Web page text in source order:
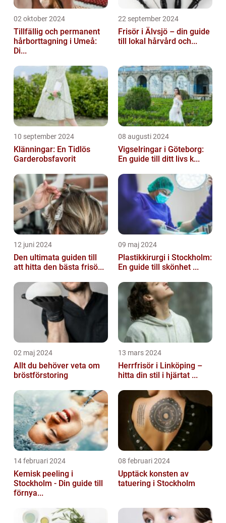
02 oktober 2024
Tillfällig och permanent
hårborttagning i Umeå:
Di...
22 september 2024
Frisör i Älvsjö – din guide
till lokal hårvård och...
10 september 2024
Klänningar: En Tidlös
Garderobsfavorit
08 augusti 2024
Vigselringar i Göteborg:
En guide till ditt livs k...
12 juni 2024
Den ultimata guiden till
att hitta den bästa frisö...
09 maj 2024
Plastikkirurgi i Stockholm:
En guide till skönhet ...
02 maj 2024
Allt du behöver veta om
bröstförstoring
13 mars 2024
Herrfrisör i Linköping –
hitta din stil i hjärtat ...
14 februari 2024
Kemisk peeling i
Stockholm - Din guide till
förnya...
08 februari 2024
Upptäck konsten av
tatuering i Stockholm